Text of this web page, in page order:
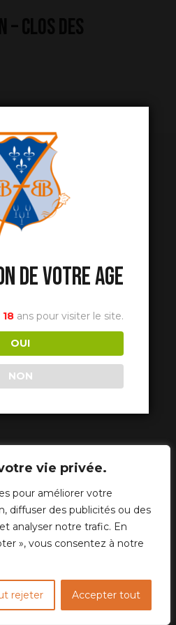
vie privée.
pour améliorer votre
diffuser des publicités ou des
analyser notre trafic. En
», vous consentez à notre
rejeter Accepter tout
DE VOTRE AGE
18ans pour visiter le site.
OUI
NON